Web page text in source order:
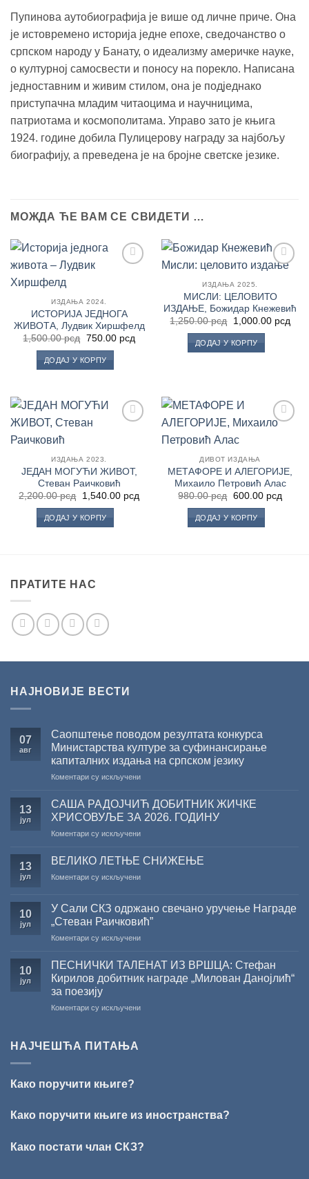
Пупинова аутобиографија је више од личне приче. Она
је истовремено историја једне епохе, сведочанство о
српском народу у Банату, о идеализму америчке науке,
о културној самосвести и поносу на порекло. Написана
једноставним и живим стилом, она је подједнако
приступачна младим читаоцима и научницима,
патриотама и космополитама. Управо зато је књига
1924. године добила Пулицерову награду за најбољу
биографију, а преведена је на бројне светске језике.
МОЖДА ЋЕ ВАМ СЕ СВИДЕТИ …
ИЗДАЊА 2024.
ИСТОРИЈА ЈЕДНОГА
ЖИВОТА, Лудвик Хиршфелд
1,500.00рсд Оригинална
је
била:
750.00 рсдТренутна
цена
ДОДАЈ У КОРПУ
Листу
жеља
ИЗДАЊА 2025.
МИСЛИ: ЦЕЛОВИТО
ИЗДАЊЕ, Божидар Кнежевић
1,250.00рсд
Оригинална
је
била:
1,000.00 рсд
ДОДАЈ У КОРПУ
ИЗДАЊА 2023.
ЈЕДАН МОГУЋИ ЖИВОТ,
Стеван Раичковић
2,200.00рсд
Оригинална
је
била:
1,540.00 рсдТренутна
цена
1,540.00 рсд.
ДОДАЈ У КОРПУ
ДИВОТ ИЗДАЊА
МЕТАФОРЕ И АЛЕГОРИЈЕ,
Михаило Петровић Алас
980.00рсд Оригинална
је
била:
600.00 рсд
цена
ДОДАЈ У КОРПУ
ПРАТИТЕ НАС
НАЈНОВИЈЕ ВЕСТИ
07
авг
Саопштење поводом резултата конкурса
Министарства културе за суфинансирање
капиталних издања на српском језику
Коментари су искљученина
поводом
резултата
конкурса
Министарства
за
капиталних
на
српском
13
јул
САША РАДОЈЧИЋ ДОБИТНИК ЖИЧКЕ
ХРИСОВУЉЕ ЗА 2026. ГОДИНУ
Коментари су искљученина
РАДОЈЧИЋ
ЖИЧКЕ
2026.
ГОДИНУ
13
јул
ВЕЛИКО ЛЕТЊЕ СНИЖЕЊЕ
Коментари су искљученина
СНИЖЕЊЕ
10
јул
У Сали СКЗ одржано свечано уручење Награде
„Стеван Раичковић”
Коментари су искљученина
Сали
одржано
уручење
10
јул
ПЕСНИЧКИ ТАЛЕНАТ ИЗ ВРШЦА: Стефан
Кирилов добитник награде „Милован Данојлић“
за поезију
Коментари су искљученина
„Милован
поезију
НАЈЧЕШЋА ПИТАЊА
Како поручити књиге?
Како поручити књиге из иностранства?
Како постати члан СКЗ?